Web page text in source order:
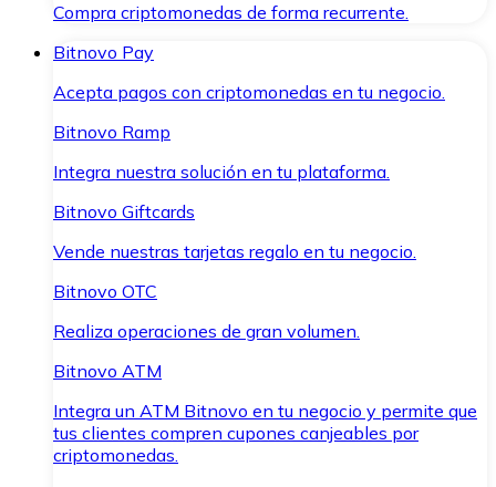
Compra criptomonedas de forma recurrente.
Bitnovo Pay
Acepta pagos con criptomonedas en tu negocio.
Bitnovo Ramp
Integra nuestra solución en tu plataforma.
Bitnovo Giftcards
Vende nuestras tarjetas regalo en tu negocio.
Bitnovo OTC
Realiza operaciones de gran volumen.
Bitnovo ATM
Integra un ATM Bitnovo en tu negocio y permite que
tus clientes compren cupones canjeables por
criptomonedas.